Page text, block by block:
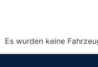
Es wurden keine